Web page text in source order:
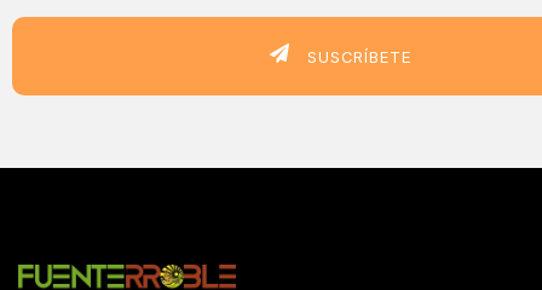
SUSCRÍBETE